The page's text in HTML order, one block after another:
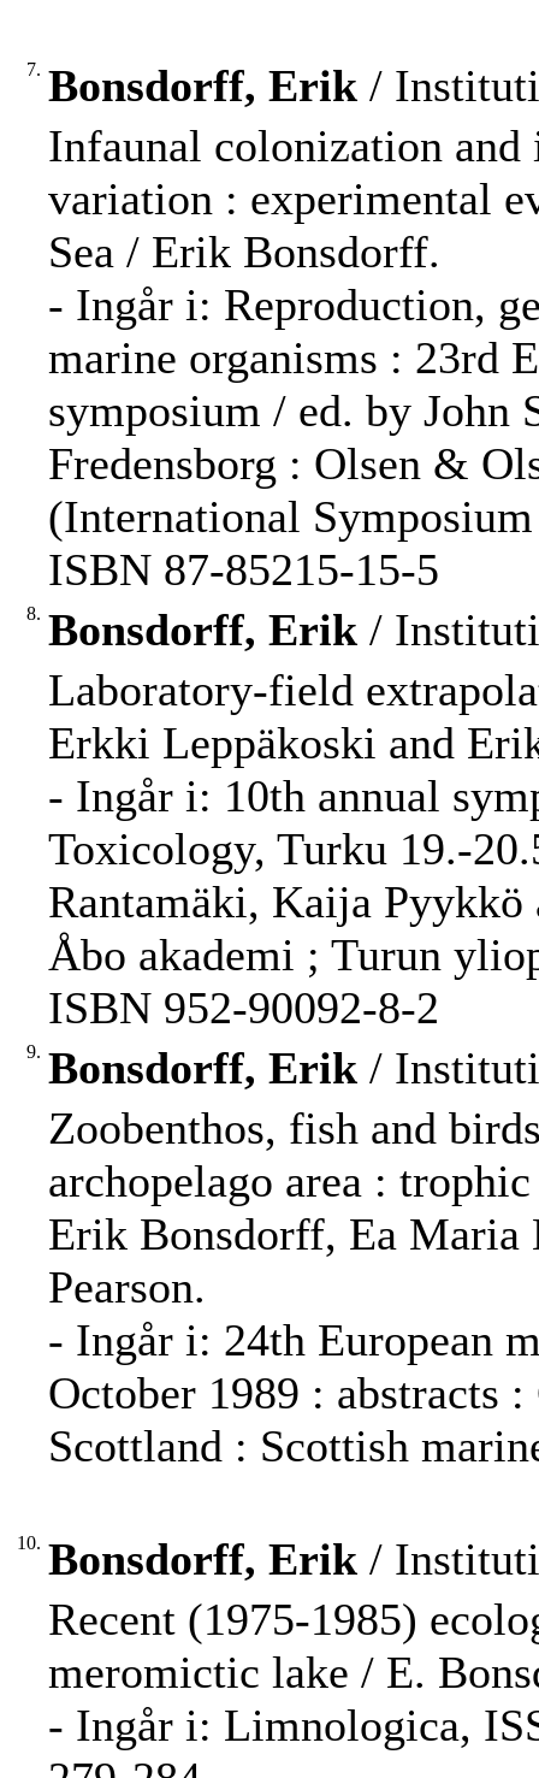
7. Bonsdorff, Erik /
Infaunal colonization and
variation : experimental
Sea / Erik Bonsdorff.
- Ingår i: Reproduction,
marine organisms : 23rd
symposium / ed. by John
Fredensborg : Olsen &
(International
ISBN 87-85215-15-5
8. Bonsdorff, Erik /
Laboratory-field
Erkki Leppäkoski and
- Ingår i: 10th annual
Toxicology, Turku 19.-
Rantamäki, Kaija
Åbo akademi ; Turun
ISBN 952-90092-8-2
9. Bonsdorff, Erik /
Zoobenthos, fish and
archopelago area :
Erik Bonsdorff, Ea Maria
Pearson.
- Ingår i: 24th European
October 1989 : abstracts
Scottland : Scottish
10. Bonsdorff, Erik /
Recent (1975-1985)
meromictic lake / E.
- Ingår i: Limnologica,